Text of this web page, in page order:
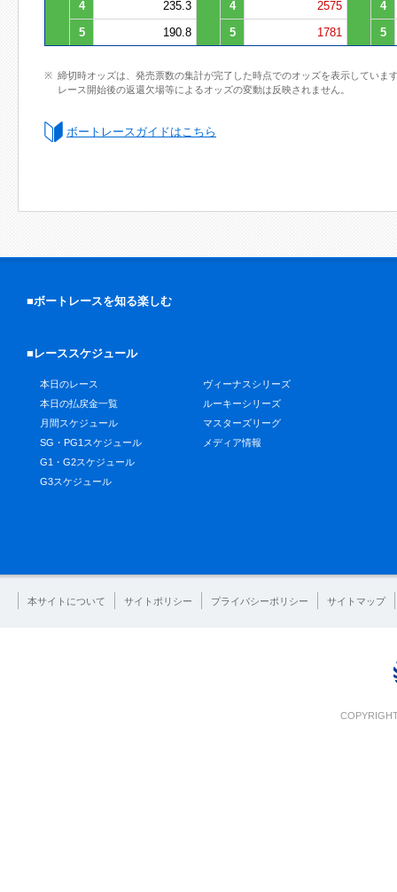
4 235.3 4 2575
4
5
190.8 5 1781 5
締切時オッズは、発売票数の集計が完了した時点でのオッズを表示していま
レース開始後の返還欠場等によるオッズの変動は反映されません。
ボートレースガイドはこちら
■ボートレースを知る楽しむ
■レーススケジュール
本日のレース
本日の払戻金一覧
月間スケジュール
SG・PG1スケジュール
G1・G2スケジュール
G3スケジュール
ヴィーナスシリーズ
ルーキーシリーズ
マスターズリーグ
メディア情報
本サイトについて サイトポリシー プライバシーポリシー サイトマップ